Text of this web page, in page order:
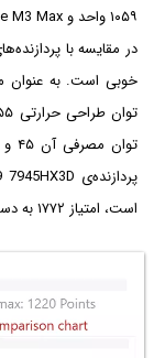
۱۰۵۹ واحد و Apple M3 Max با ۱۶ هسته، امتیاز ۱۵۷۲ کسب می‌کند.
در مقایسه با
است، امتیاز ۱۷۷۲ به دست می‌آورد.